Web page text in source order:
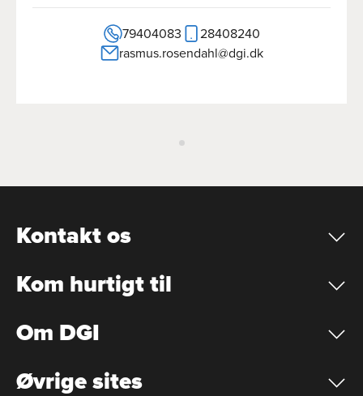
79404083
28408240
rasmus.rosendahl@dgi.dk
Kontakt os
Kom hurtigt til
Om DGI
Øvrige sites